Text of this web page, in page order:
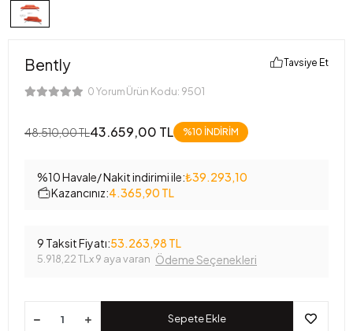
Bently
0 Yorum Ürün Kodu: 9501
Tavsiye Et
48.510,00 TL43.659,00 TL %10 İNDİRİM
%10 Havale/ Nakit indirimi ile:₺39.293,10
Kazancınız:4.365,90 TL
9 Taksit Fiyatı:53.263,98 TL
5.918,22 TL x 9 aya varan Ödeme Seçenekleri
Sepete Ekle